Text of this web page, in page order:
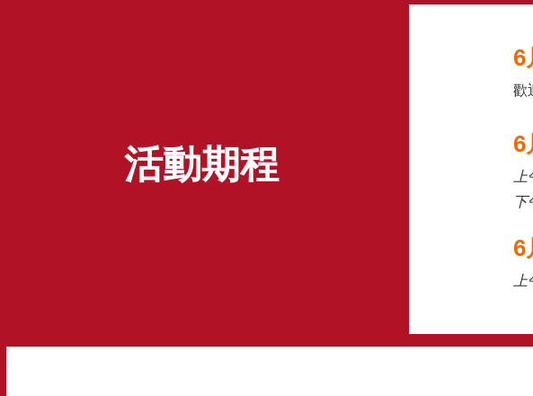
活動期程
6
歡
6
上
下
6
上